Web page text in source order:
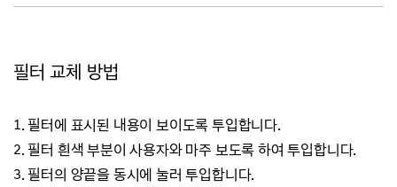
필터 교체 방법
1. 필터에 표시된 내용이 보이도록 투입합니다.
2. 필터 흰색 부분이 사용자와 마주 보도록 하여 투입합니다.
3. 필터의 양끝을 동시에 눌러 투입합니다.